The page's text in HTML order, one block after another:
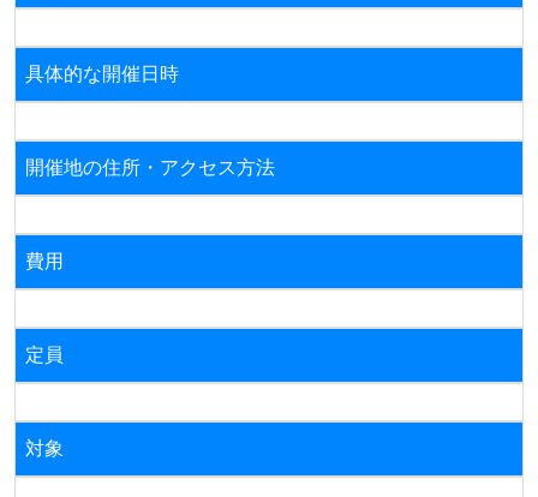
具体的な開催日時
開催地の住所・アクセス方法
費用
定員
対象